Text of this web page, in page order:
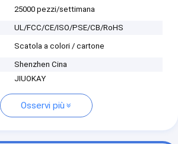
25000 pezzi/settimana
UL/FCC/CE/ISO/PSE/CB/RoHS
Scatola a colori / cartone
Shenzhen Cina
JIUOKAY
Osservi più